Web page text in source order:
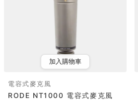
加入購物車
電容式麥克風
RODE NT1000 電容式麥克風